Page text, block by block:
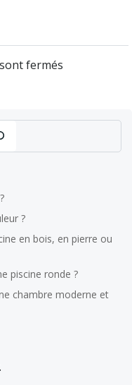
fermés
?
en bois, en pierre ou
piscine ronde ?
chambre moderne et